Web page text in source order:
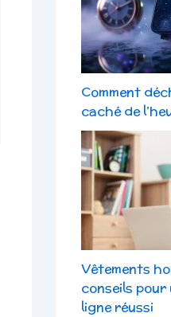
Comment
caché de
Vêtements
conseils pour
ligne réussi